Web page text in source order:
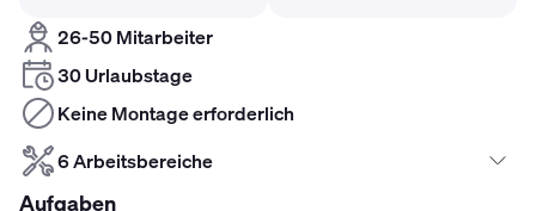
26-50 Mitarbeiter
30 Urlaubstage
Keine Montage erforderlich
6 Arbeitsbereiche
Aufgaben